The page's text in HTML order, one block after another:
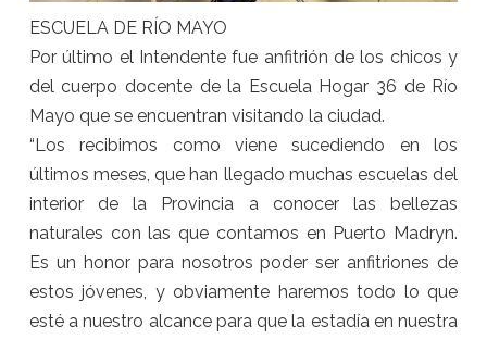
ESCUELA DE RÍO MAYO
Por último el Intendente fue anfitrión de los chicos y
del cuerpo docente de la Escuela Hogar 36 de Río
Mayo que se encuentran visitando la ciudad.
“Los recibimos como viene sucediendo en los
últimos meses, que han llegado muchas escuelas del
interior de la Provincia a conocer las bellezas
naturales con las que contamos en Puerto Madryn.
Es un honor para nosotros poder ser anfitriones de
estos jóvenes, y obviamente haremos todo lo que
esté a nuestro alcance para que la estadía en nuestra